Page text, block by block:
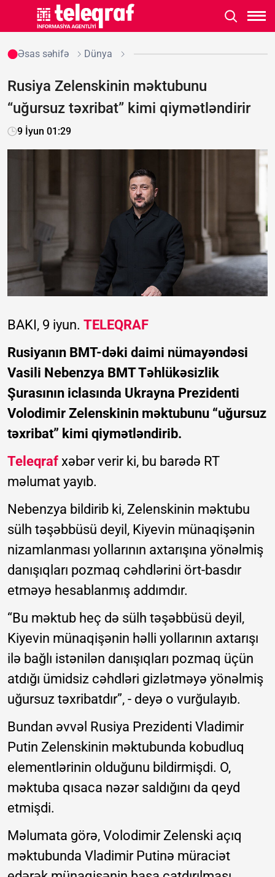
Əsas səhifə Dünya
Rusiya Zelenskinin məktubunu
“uğursuz təxribat” kimi qiymətləndirir
9 İyun 01:29
BAKI, 9 iyun. TELEQRAF
Rusiyanın BMT-dəki daimi nümayəndəsi
Vasili Nebenzya BMT Təhlükəsizlik
Şurasının iclasında Ukrayna Prezidenti
Volodimir Zelenskinin məktubunu “uğursuz
təxribat” kimi qiymətləndirib.
Teleqraf xəbər verir ki, bu barədə RT
məlumat yayıb.
Nebenzya bildirib ki, Zelenskinin məktubu
sülh təşəbbüsü deyil, Kiyevin münaqişənin
nizamlanması yollarının axtarışına yönəlmiş
danışıqları pozmaq cəhdlərini ört-basdır
etməyə hesablanmış addımdır.
“Bu məktub heç də sülh təşəbbüsü deyil,
Kiyevin münaqişənin həlli yollarının axtarışı
ilə bağlı istənilən danışıqları pozmaq üçün
atdığı ümidsiz cəhdləri gizlətməyə yönəlmiş
uğursuz təxribatdır”, - deyə o vurğulayıb.
Bundan əvvəl Rusiya Prezidenti Vladimir
Putin Zelenskinin məktubunda kobudluq
elementlərinin olduğunu bildirmişdi. O,
məktuba qısaca nəzər saldığını da qeyd
etmişdi.
Məlumata görə, Volodimir Zelenski açıq
məktubunda Vladimir Putinə müraciət